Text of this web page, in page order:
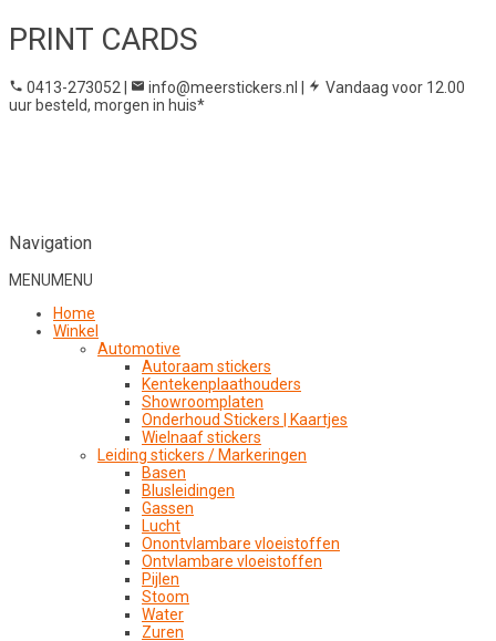
PRINT CARDS
0413-273052 | info@meerstickers.nl |
Vandaag voor 12.00
uur besteld, morgen in huis*
Navigation
MENUMENU
Home
Winkel
Automotive
Autoraam stickers
Kentekenplaathouders
Showroomplaten
Onderhoud Stickers | Kaartjes
Wielnaaf stickers
Leiding stickers / Markeringen
Basen
Blusleidingen
Gassen
Lucht
Onontvlambare vloeistoffen
Ontvlambare vloeistoffen
Pijlen
Stoom
Water
Zuren